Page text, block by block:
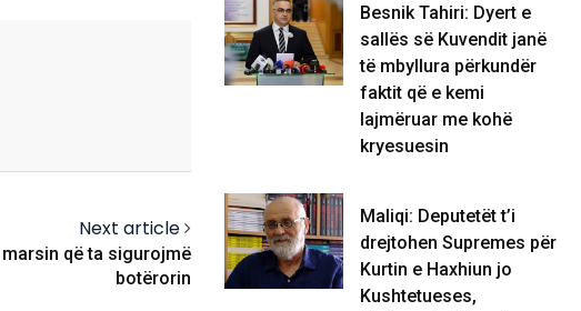
Next article
që ta sigurojmë
botërorin
Besnik Tahiri: Dyert e
sallës së Kuvendit janë
të mbyllura përkundër
faktit që e kemi
lajmëruar me kohë
kryesuesin
Maliqi: Deputetët t’i
drejtohen Supremes për
Kurtin e Haxhiun jo
Kushtetueses,